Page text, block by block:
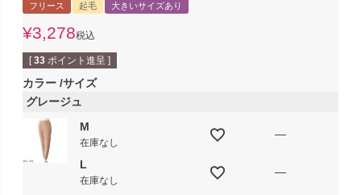
フリース 起毛 大きいサイズあり
¥3,278税込
[ 33 ポイント進呈 ]
カラー サイズ
グレージュ
M
在庫なし
—
L
在庫なし
—